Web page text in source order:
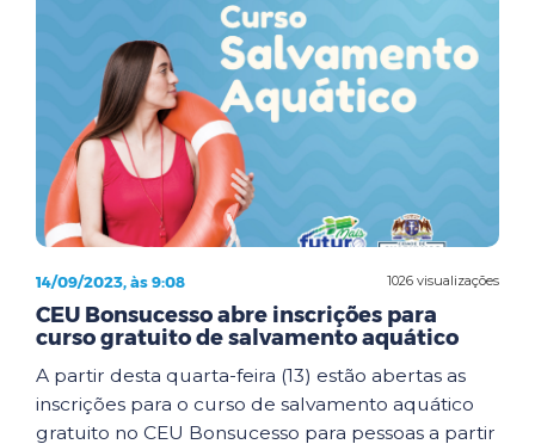
1026 visualizações
14/09/2023, às 9:08
CEU Bonsucesso abre inscrições para
curso gratuito de salvamento aquático
A partir desta quarta-feira (13) estão abertas as
inscrições para o curso de salvamento aquático
gratuito no CEU Bonsucesso para pessoas a partir